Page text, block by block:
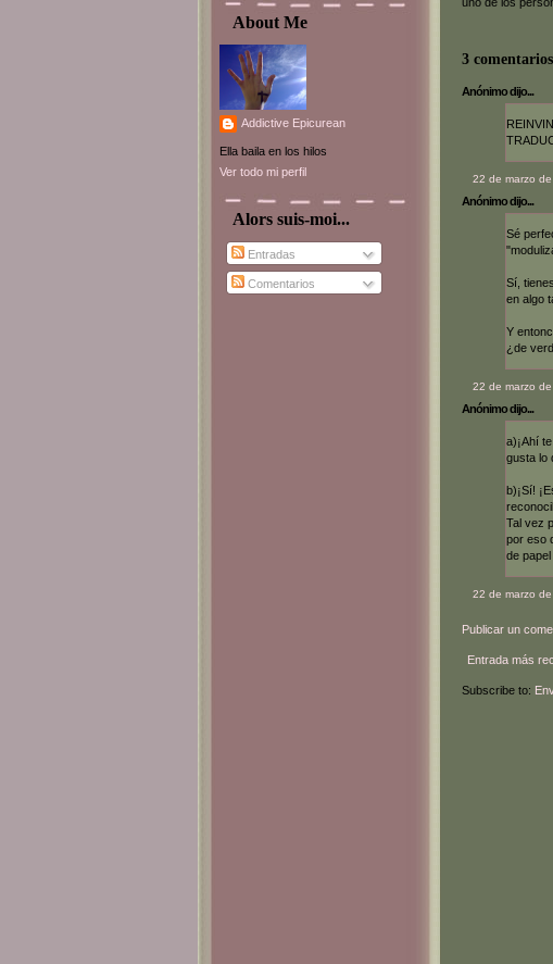
About Me
Addictive Epicurean
Ella baila en los hilos
Ver todo mi perfil
Alors suis-moi...
Entradas
Comentarios
3
Anónimo dijo...
22 de marzo
Anónimo dijo...
Sé
Sí,
en algo
Y
¿de
22 de marzo
Anónimo dijo...
a)¡Ahí
gusta lo
b)¡Sí!
Tal vez
por eso
de
22 de marzo
Publicar un
Entrada más
Subscribe to: